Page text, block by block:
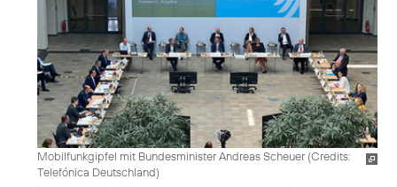
Mobilfunkgipfel mit Bundesminister Andreas Scheuer (Credits:
Telefónica Deutschland)